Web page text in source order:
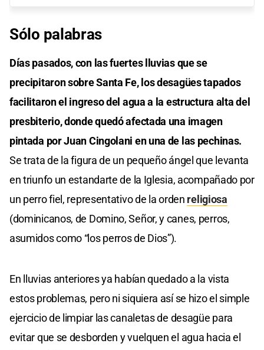
Sólo palabras
Días pasados, con las fuertes lluvias que se
precipitaron sobre Santa Fe, los desagües tapados
facilitaron el ingreso del agua a la estructura alta del
presbiterio, donde quedó afectada una imagen
pintada por Juan Cingolani en una de las pechinas.
Se trata de la figura de un pequeño ángel que levanta
en triunfo un estandarte de la Iglesia, acompañado por
un perro fiel, representativo de la orden religiosa
(dominicanos, de Domino, Señor, y canes, perros,
asumidos como “los perros de Dios”).
En lluvias anteriores ya habían quedado a la vista
estos problemas, pero ni siquiera así se hizo el simple
ejercicio de limpiar las canaletas de desagüe para
evitar que se desborden y vuelquen el agua hacia el